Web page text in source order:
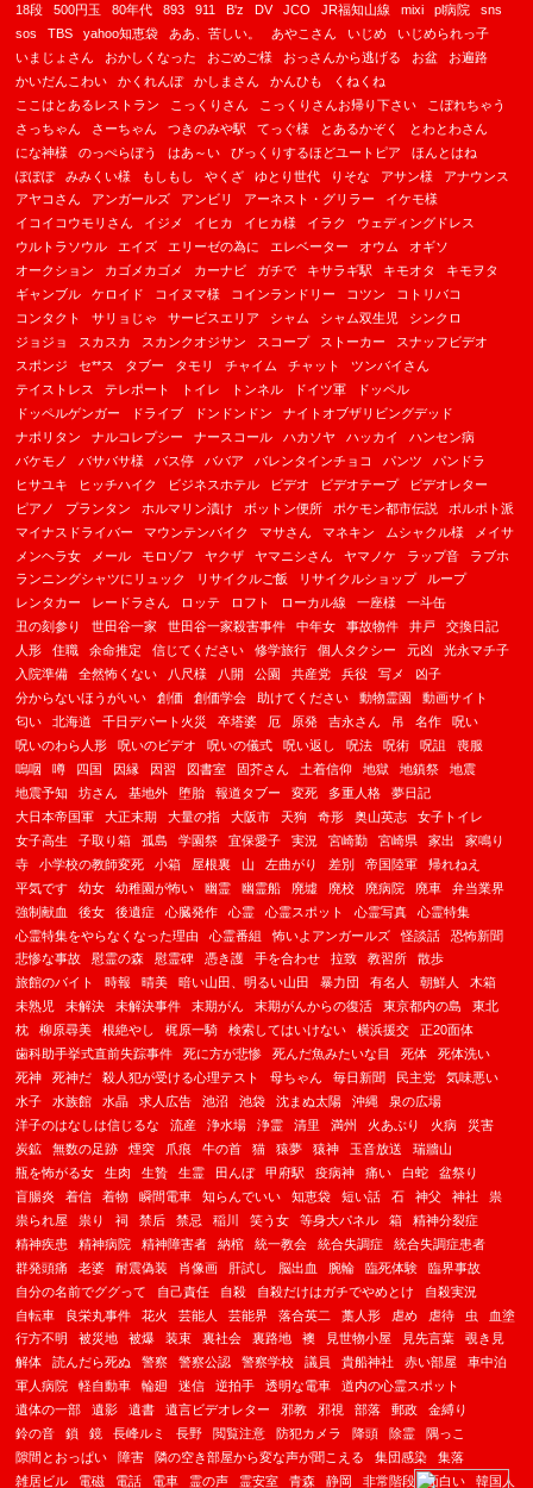
18段 500円玉 80年代 893 911 B'z DV JCO JR福知山線 mixi pl病院
sns
sos
TBS yahoo知恵袋 ああ、苦しい。 あやこさん いじめ
いじめられっ子
いまじょさん
おかしくなった おごめご様 おっさんから逃げる お盆
お遍路
かいだんこわい
かくれんぼ かしまさん かんひも
くねくね
ここはとあるレストラン
こっくりさん こっくりさんお帰り下さい
こぼれちゃう
さっちゃん
さーちゃん つきのみや駅 てっぐ様 とあるかぞく
とわとわさん
にな神様
のっぺらぼう はあ～い びっくりするほどユートピア
ほんとはね
ぽぽぽ
みみくい様 もしもし やくざ ゆとり世代 りそな アサン様
アナウンス
アヤコさん
アンガールズ アンビリ アーネスト・グリラー
イケモ様
イコイコウモリさん
イジメ イヒカ イヒカ様 イラク
ウェディングドレス
ウルトラソウル
エイズ エリーゼの為に エレベーター オウム
オギソ
オークション
カゴメカゴメ カーナビ ガチで キサラギ駅 キモオタ
キモヲタ
ギャンブル
ケロイド コイヌマ様 コインランドリー コツン
コトリバコ
コンタクト
サリョじゃ サービスエリア シャム シャム双生児
シンクロ
ジョジョ
スカスカ スカンクオジサン スコープ ストーカー
スナッフビデオ
スポンジ
セ**ス タブー タモリ チャイム チャット
ツンバイさん
テイストレス
テレポート トイレ トンネル ドイツ軍
ドッペル
ドッペルゲンガー
ドライブ ドンドンドン
ナイトオブザリビングデッド
ナポリタン
ナルコレプシー ナースコール ハカソヤ ハッカイ
ハンセン病
バケモノ
バサバサ様 バス停 ババア バレンタインチョコ パンツ
パンドラ
ヒサユキ
ヒッチハイク ビジネスホテル ビデオ ビデオテープ
ビデオレター
ピアノ
プランタン ホルマリン漬け ボットン便所 ポケモン都市伝説
ポルポト派
マイナスドライバー
マウンテンバイク マサさん マネキン ムシャクル様
メイサ
メンヘラ女
メール モロゾフ ヤクザ ヤマニシさん ヤマノケ ラップ音
ラブホ
ランニングシャツにリュック
リサイクルご飯 リサイクルショップ
ループ
レンタカー
レードラさん ロッテ ロフト ローカル線 一座様
一斗缶
丑の刻参り
世田谷一家 世田谷一家殺害事件 中年女 事故物件 井戸
交換日記
人形
住職 余命推定 信じてください 修学旅行 個人タクシー 元凶
光永マチ子
入院準備
全然怖くない 八尺様 八開 公園 共産党 兵役 写メ
凶子
分からないほうがいい
創価 創価学会 助けてください 動物霊園
動画サイト
匂い
北海道 千日デパート火災 卒塔婆 厄 原発 吉永さん 吊 名作
呪い
呪いのわら人形
呪いのビデオ 呪いの儀式 呪い返し 呪法 呪術 呪詛
喪服
嗚咽
噂 四国 因縁 因習 図書室 固芥さん 土着信仰 地獄 地鎮祭
地震
地震予知
坊さん 基地外 堕胎 報道タブー 変死 多重人格
夢日記
大日本帝国軍
大正末期 大量の指 大阪市 天狗 奇形 奥山英志
女子トイレ
女子高生
子取り箱 孤島 学園祭 宜保愛子 実況 宮崎勤 宮崎県 家出
家鳴り
寺
小学校の教師変死 小箱 屋根裏 山 左曲がり 差別 帝国陸軍
帰れねえ
平気です
幼女 幼稚園が怖い 幽霊 幽霊船 廃墟 廃校 廃病院 廃車
弁当業界
強制献血
後女 後遺症 心臓発作 心霊 心霊スポット 心霊写真
心霊特集
心霊特集をやらなくなった理由
心霊番組 怖いよアンガールズ 怪談話
恐怖新聞
悲惨な事故
慰霊の森 慰霊碑 憑き護 手を合わせ 拉致 教習所
散歩
旅館のバイト
時報 晴美 暗い山田、明るい山田 暴力団 有名人 朝鮮人
木箱
未熟児
未解決 未解決事件 末期がん 末期がんからの復活 東京都内の島
東北
枕
柳原尋美 根絶やし 梶原一騎 検索してはいけない 横浜援交
正20面体
歯科助手挙式直前失踪事件
死に方が悲惨 死んだ魚みたいな目 死体
死体洗い
死神
死神だ 殺人犯が受ける心理テスト 母ちゃん 毎日新聞 民主党
気味悪い
水子
水族館 水晶 求人広告 池沼 池袋 沈まぬ太陽 沖縄
泉の広場
洋子のはなしは信じるな
流産 浄水場 浄霊 清里 満州 火あぶり 火病
災害
炭鉱
無数の足跡 煙突 爪痕 牛の首 猫 猿夢 猿神 玉音放送
瑞牆山
瓶を怖がる女
生肉 生贄 生霊 田んぼ 甲府駅 疫病神 痛い 白蛇
盆祭り
盲腸炎
着信 着物 瞬間電車 知らんでいい 知恵袋 短い話 石 神父 神社
祟
祟られ屋
祟り 祠 禁后 禁忌 稲川 笑う女 等身大パネル 箱
精神分裂症
精神疾患
精神病院 精神障害者 納棺 統一教会 統合失調症
統合失調症患者
群発頭痛
老婆 耐震偽装 肖像画 肝試し 脳出血 腕輪 臨死体験
臨界事故
自分の名前でググって
自己責任 自殺 自殺だけはガチでやめとけ
自殺実況
自転車
良栄丸事件 花火 芸能人 芸能界 落合英二 藁人形 虐め 虐待 虫
血塗
行方不明
被災地 被爆 装束 裏社会 裏路地 襖 見世物小屋 見先言葉
覗き見
解体
読んだら死ぬ 警察 警察公認 警察学校 議員 貴船神社 赤い部屋
車中泊
軍人病院
軽自動車 輪廻 迷信 逆拍手 透明な電車
道内の心霊スポット
遺体の一部
遺影 遺書 遺言ビデオレター 邪教 邪視 部落 郵政
金縛り
鈴の音
鎖 鏡 長峰ルミ 長野 閲覧注意 防犯カメラ 降頭 除霊
隅っこ
隙間とおっぱい
障害 隣の空き部屋から変な声が聞こえる 集団感染
集落
雑居ビル
電磁 電話 電車 霊の声 霊安室 青森 静岡 非常階段 面白い 韓国人